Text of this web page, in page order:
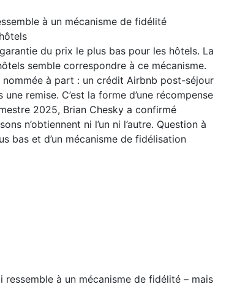
du prix le plus bas pour les hôtels. La
semble correspondre à ce mécanisme.
à part : un crédit Airbnb post-séjour
remise. C’est la forme d’une récompense
2025, Brian Chesky a confirmé
n’obtiennent ni l’un ni l’autre. Question à
bas et d’un mécanisme de fidélisation
à un mécanisme de fidélité – mais